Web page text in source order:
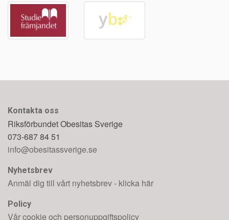
Kontakta oss
Riksförbundet Obesitas Sverige
073-687 84 51
info@obesitassverige.se
Nyhetsbrev
Anmäl dig till vårt nyhetsbrev - klicka här
Policy
Vår cookie och personuppgiftspolicy